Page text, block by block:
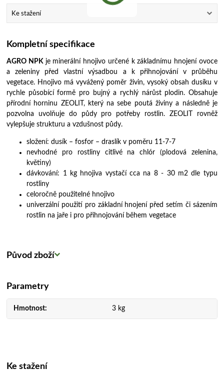
Ke stažení
Kompletní specifikace
AGRO NPK je minerální hnojivo určené k základnímu hnojení ovoce
a zeleniny před vlastní výsadbou a k přihnojování v průběhu
vegetace. Hnojivo má vyvážený poměr živin, vysoký obsah dusíku v
rychle působící formě pro bujný a rychlý nárůst plodin. Obsahuje
přírodní horninu ZEOLIT, který na sebe poutá živiny a následně je
pozvolna uvolňuje do půdy pro potřeby rostlin. ZEOLIT rovněž
vylepšuje strukturu a vzdušnost půdy.
složení: dusík – fosfor – draslík v poměru 11-7-7
nevhodné pro rostliny citlivé na chlór (plodová zelenina,
květiny)
dávkování: 1 kg hnojiva vystačí cca na 8 - 30 m2 dle typu
rostliny
celoročně použitelné hnojivo
univerzální použití pro základní hnojení před setím či sázením
rostlin na jaře i pro přihnojování během vegetace
Původ zboží
Parametry
Hmotnost 3 kg
Ke stažení